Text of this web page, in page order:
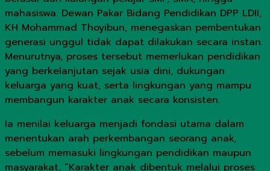
mahasiswa. Dewan Pakar Bidang Pendidikan DPP LDII,
KH Mohammad Thoyibun, menegaskan pembentukan
generasi unggul tidak dapat dilakukan secara instan.
Menurutnya, proses tersebut memerlukan pendidikan
yang berkelanjutan sejak usia dini, dukungan
keluarga yang kuat, serta lingkungan yang mampu
membangun karakter anak secara konsisten.
Ia menilai keluarga menjadi fondasi utama dalam
menentukan arah perkembangan seorang anak,
sebelum memasuki lingkungan pendidikan maupun
masyarakat, “Karakter anak dibentuk melalui proses